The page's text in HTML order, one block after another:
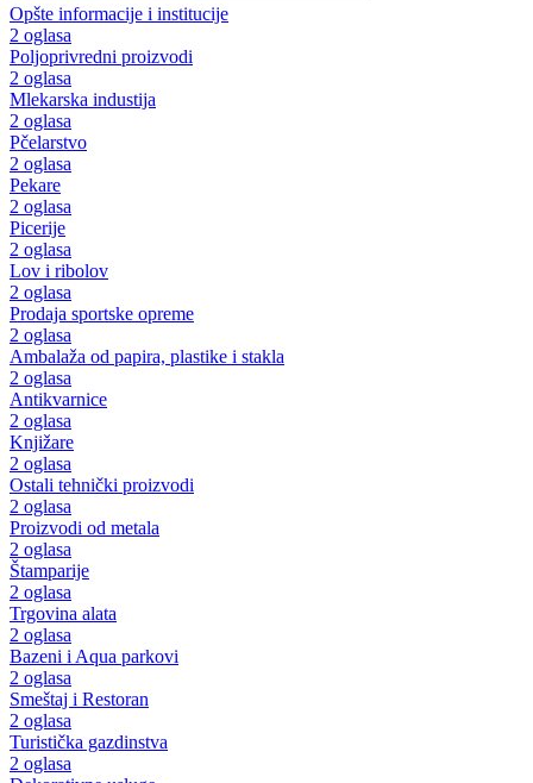
Opšte informacije i institucije
2 oglasa
Poljoprivredni proizvodi
2 oglasa
Mlekarska industija
2 oglasa
Pčelarstvo
2 oglasa
Pekare
2 oglasa
Picerije
2 oglasa
Lov i ribolov
2 oglasa
Prodaja sportske opreme
2 oglasa
Ambalaža od papira, plastike i stakla
2 oglasa
Antikvarnice
2 oglasa
Knjižare
2 oglasa
Ostali tehnički proizvodi
2 oglasa
Proizvodi od metala
2 oglasa
Štamparije
2 oglasa
Trgovina alata
2 oglasa
Bazeni i Aqua parkovi
2 oglasa
Smeštaj i Restoran
2 oglasa
Turistička gazdinstva
2 oglasa